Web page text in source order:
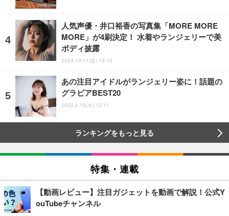
人気声優・井口裕香の写真集「MORE MORE
MORE」が4刷決定！ 水着やランジェリーで美
ボディ披露
2024.10.11(金) 19:15
あの注目アイドルがランジェリー姿に！話題の
グラビアBEST20
2022.2.15(火) 12:11
ランキングをもっと見る
特集・連載
【動画レビュー】注目ガジェットを動画で解説！公式Y
ouTubeチャンネル